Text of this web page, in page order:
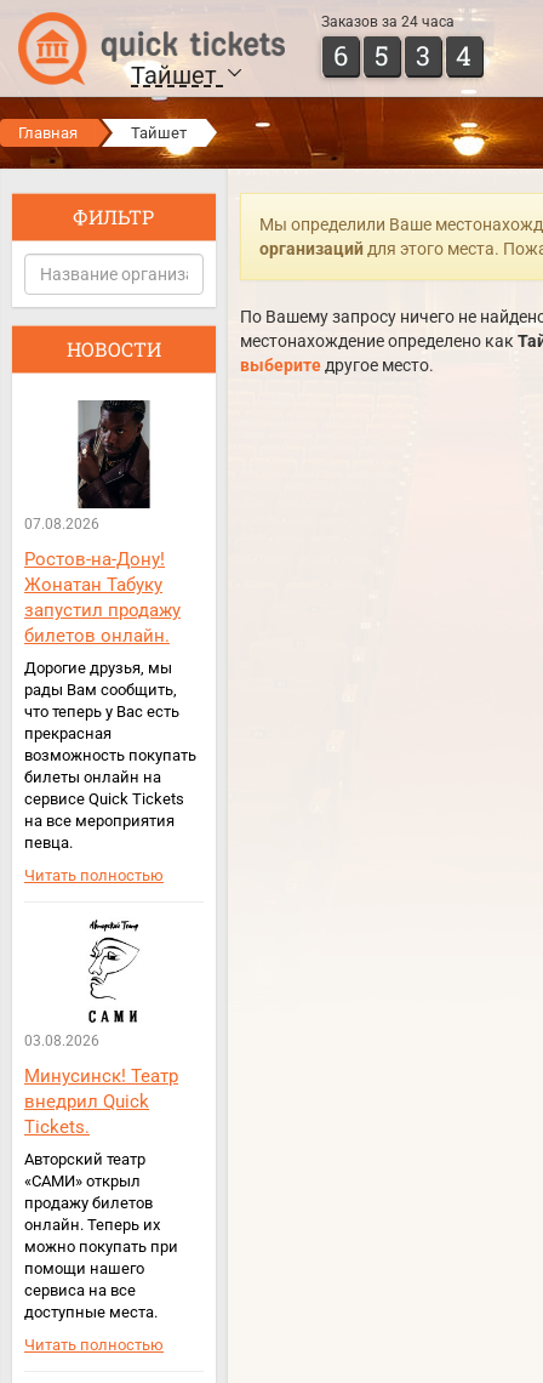
Тайшет
Заказов за 24 часа
6 5 3 4
Главная Тайшет
ФИЛЬТР
НОВОСТИ
07.08.2026
Ростов-на-Дону!
Жонатан Табуку
запустил продажу
билетов онлайн.
Дорогие друзья, мы
рады Вам сообщить,
что теперь у Вас есть
прекрасная
возможность покупать
билеты онлайн на
сервисе Quick Tickets
на все мероприятия
певца.
Читать полностью
03.08.2026
Минусинск! Театр
внедрил Quick
Tickets.
Авторский театр
«САМИ» открыл
продажу билетов
онлайн. Теперь их
можно покупать при
помощи нашего
сервиса на все
доступные места.
Читать полностью
Мы определили Ваше
организацийдля этого места.
По Вашему запросу ничего не
местонахождение определено как
выберитедругое место.